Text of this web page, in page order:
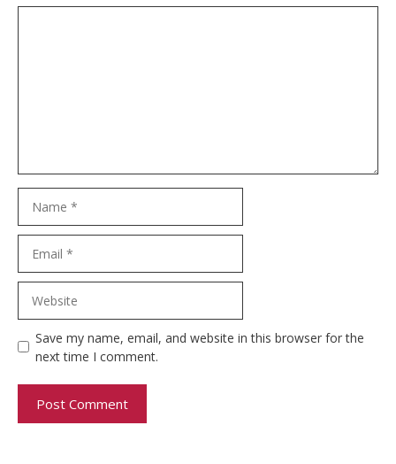
Save my name, email, and website in this browser for the
next time I comment.